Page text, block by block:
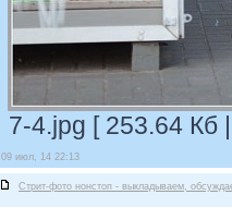
7-4.jpg [ 253.64 Кб
09 июл, 14 22:13
Стрит-фото нонстоп - выкладываем,